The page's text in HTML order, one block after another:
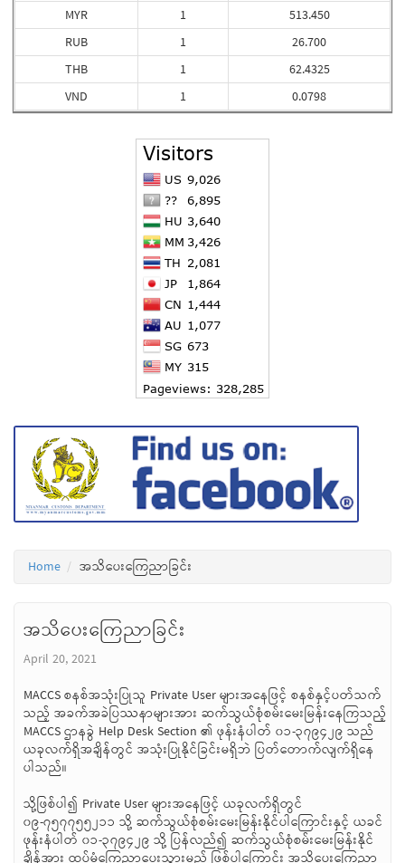
MYR
RUB
THB
VND
1
1
1
1
513.450
26.700
62.4325
0.0798
Home အသိပေးကြေညာခြင်း
အသိပေးကြေညာခြင်း
April 20, 2021
MACCS စနစ်အသုံးပြုသူ Private User များအနေဖြင့် စနစ်နှင့်ပတ်သက်
သည့် အခက်အခဲပြဿနာများအား ဆက်သွယ်စုံစမ်းမေးမြန်းနေကြသည့်
MACCS ဌာနခွဲ Help Desk Section ၏ ဖုန်းနံပါတ် ၀၁-၃၇၉၄၂၉ သည်
ယခုလက်ရှိအချိန်တွင် အသုံးပြုနိုင်ခြင်းမရှိဘဲ ပြတ်တောက်လျက်ရှိနေ
ပါသည်။
သို့ဖြစ်ပါ၍ Private User များအနေဖြင့် ယခုလက်ရှိတွင်
၀၉-၇၅၇၇၅၅၂၁၁ သို့ ဆက်သွယ်စုံစမ်းမေးမြန်းနိုင်ပါကြောင်းနှင့် ယခင်
ဖုန်းနံပါတ် ၀၁-၃၇၉၄၂၉ သို့ ပြန်လည်၍ ဆက်သွယ်စုံစမ်းမေးမြန်းနိုင်
ချိန်အား ထပ်မံကြေညာပေးသွားမည် ဖြစ်ပါကြောင်း အသိပေးကြေညာ